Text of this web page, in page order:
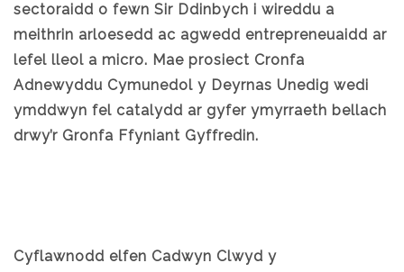
sectoraidd o fewn Sir Ddinbych i wireddu a
meithrin arloesedd ac agwedd entrepreneuaidd ar
lefel lleol a micro. Mae prosiect Cronfa
Adnewyddu Cymunedol y Deyrnas Unedig wedi
ymddwyn fel catalydd ar gyfer ymyrraeth bellach
drwy’r Gronfa Ffyniant Gyffredin.
Cyflawnodd elfen Cadwyn Clwyd y